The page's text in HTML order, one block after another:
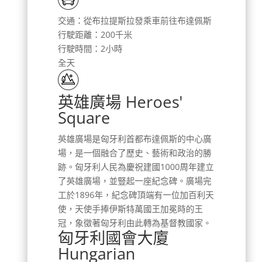
交通：從布拉提斯拉發乘車前往布達佩斯
行駛距離：200千米
行駛時間：2小時
全天
英雄廣場 Heroes'
Square
英雄廣場是匈牙利首都布達佩斯的中心廣
場，是一個融合了歷史、藝術和政治的勝
跡。匈牙利人民為慶祝建國1000周年建立
了英雄廣場，並豎起一座紀念碑。廣場完
工於1896年，紀念碑頂端有一位加百利天
使，天使手捧伊斯特萬國王加冕時的王
冠，象徵著匈牙利由此轉為基督教國家。
匈牙利國會大廈
Hungarian